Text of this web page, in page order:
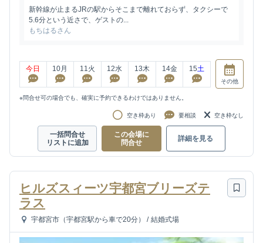
新幹線が止まるJRの駅からそこまで離れておらず、タクシーで
5.6分という近さで、ゲストの...
もちはるさん
今日 10月 11 火 12水 13木 14金 15土
その他
※問合せ可の場合でも、確実に予約できるわけではありません。
空き枠あり 要相談 空き枠なし
一括問合せ
リストに追加
この会場に
問合せ
詳細を見る
ヒルズスィーツ宇都宮ブリーズテ
ラス
宇都宮市（宇都宮駅から車で20分） / 結婚式場